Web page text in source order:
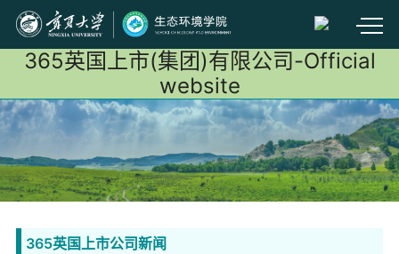
365英国上市(集团)有限公司-Official
website
365英国上市公司新闻